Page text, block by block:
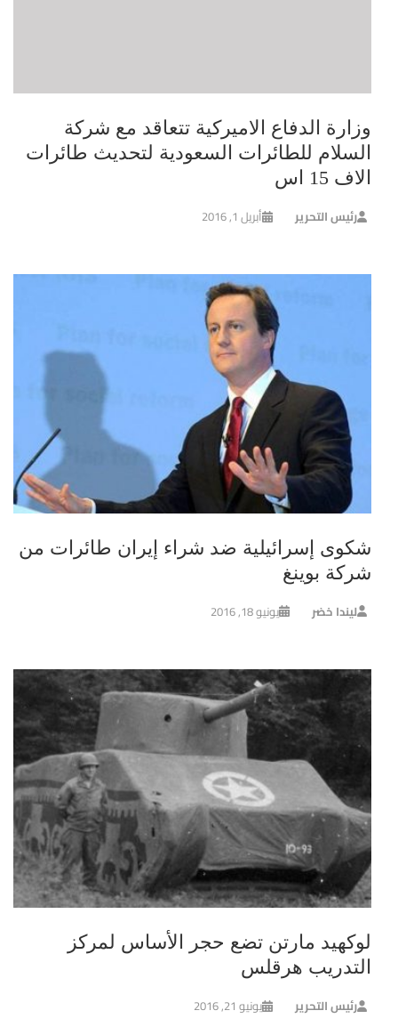
وزارة الدفاع الاميركية تتعاقد مع شركة
السلام للطائرات السعودية لتحديث طائرات
الاف 15 اس
رئيس التحرير أبريل 1, 2016
شكوى إسرائيلية ضد شراء إيران طائرات من
شركة بوينغ
ليندا خضر يونيو 18, 2016
لوكهيد مارتن تضع حجر الأساس لمركز
التدريب هرقلس
رئيس التحرير يونيو 21, 2016